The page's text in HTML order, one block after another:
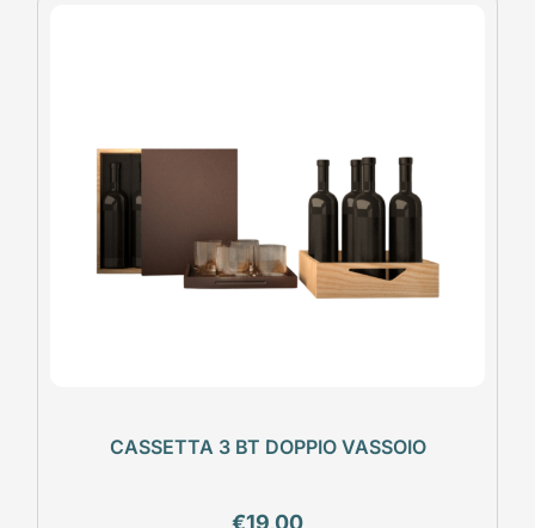
CASSETTA 3 BT DOPPIO VASSOIO
€19,00